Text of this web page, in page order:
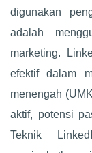
digunakan
adalah
marketing.
efektif dalam
menengah
aktif, potensi
Teknik